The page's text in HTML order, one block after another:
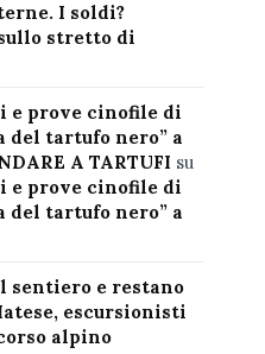
I soldi?
stretto di
e prove cinofile di
del tartufo nero” a
A TARTUFI su
e prove cinofile di
del tartufo nero” a
sentiero e restano
escursionisti
alpino